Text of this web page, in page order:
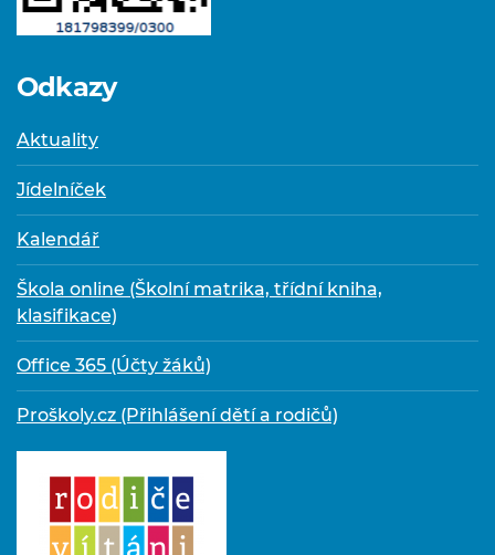
Odkazy
Aktuality
Jídelníček
Kalendář
Škola online (Školní matrika, třídní kniha,
klasifikace)
Office 365 (Účty žáků)
Proškoly.cz (Přihlášení dětí a rodičů)